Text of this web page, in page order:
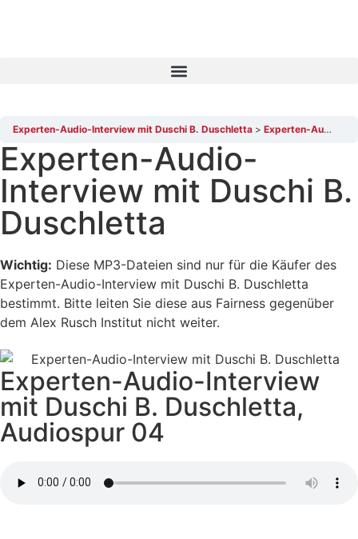
Experten-Audio-Interview mit Duschi B. Duschletta Experten-Audio-Interview mit Duschi B. Duschletta, Audiospur 04
Experten-Audio-
Interview mit Duschi B.
Duschletta
Wichtig: Diese MP3-Dateien sind nur für die Käufer des
Experten-Audio-Interview mit Duschi B. Duschletta
bestimmt. Bitte leiten Sie diese aus Fairness gegenüber
dem Alex Rusch Institut nicht weiter.
Experten-Audio-Interview
mit Duschi B. Duschletta,
Audiospur 04